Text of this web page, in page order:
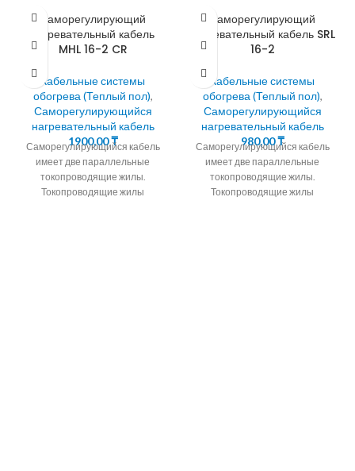
Саморегулирующий
нагревательный кабель
MHL 16-2 CR
Кабельные системы
обогрева (Теплый пол),
Саморегулирующийся
нагревательный кабель
1900,00₸
Саморегулирующийся кабель
имеет две параллельные
токопроводящие жилы.
Токопроводящие жилы
Саморегулирующий
нагревательный кабель SRL
16-2
Кабельные системы
обогрева (Теплый пол),
Саморегулирующийся
нагревательный кабель
980,00₸
Саморегулирующийся кабель
имеет две параллельные
токопроводящие жилы.
Токопроводящие жилы